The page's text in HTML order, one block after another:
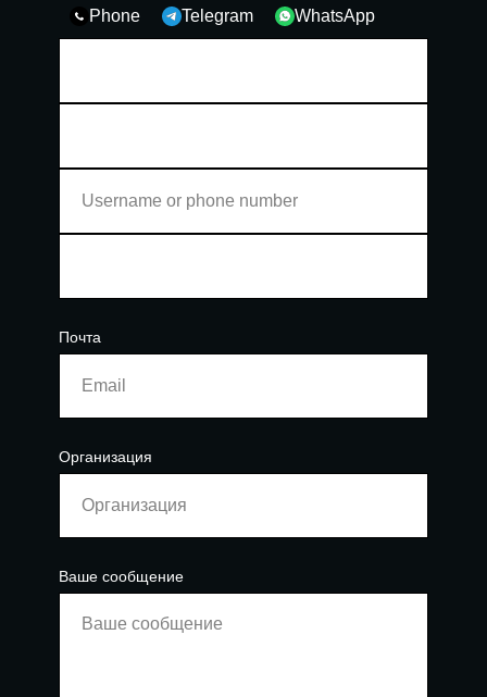
Phone Telegram WhatsApp
Почта
Организация
Ваше сообщение